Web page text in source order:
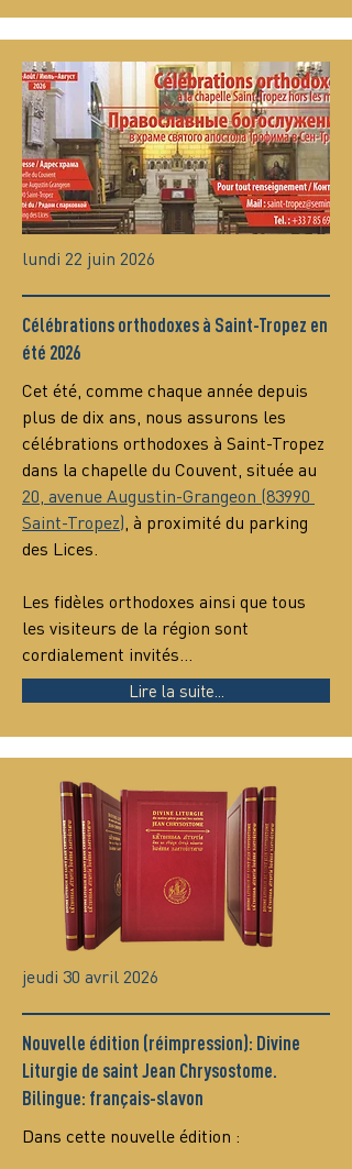
lundi 22 juin 2026
Célébrations orthodoxes à Saint-Tropez en
été 2026
Cet été, comme chaque année depuis
plus de dix ans, nous assurons les
célébrations orthodoxes à Saint-Tropez
dans la chapelle du Couvent, située au
20, avenue Augustin-Grangeon (83990
Saint-Tropez), à proximité du parking
des Lices.
Les fidèles orthodoxes ainsi que tous
les visiteurs de la région sont
cordialement invités…
Lire la suite...
jeudi 30 avril 2026
Nouvelle édition (réimpression): Divine
Liturgie de saint Jean Chrysostome.
Bilingue: français-slavon
Dans cette nouvelle édition :